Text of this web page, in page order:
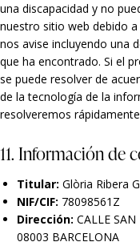
una discapacidad y no
nuestro sitio web debido
nos avise incluyendo una
que ha encontrado. Si el
se puede resolver de
de la tecnología de la
resolveremos
11. Información de
Titular: Glòria Ribera
NIF/CIF: 78098561Z
Dirección: CALLE
08003 BARCELONA